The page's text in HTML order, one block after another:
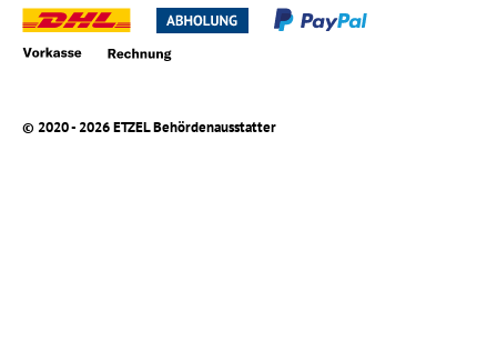
© 2020 - 2026 ETZEL Behördenausstatter